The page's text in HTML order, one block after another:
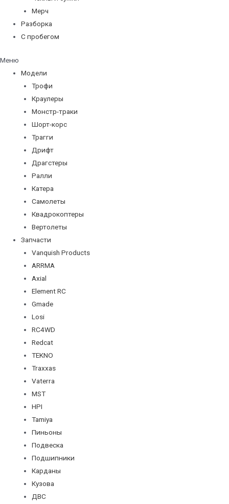
Мерч
Разборка
С пробегом
Меню
Модели
Трофи
Краулеры
Монстр-траки
Шорт-корс
Трагги
Дрифт
Драгстеры
Ралли
Катера
Самолеты
Квадрокоптеры
Вертолеты
Запчасти
Vanquish Products
ARRMA
Axial
Element RC
Gmade
Losi
RC4WD
Redcat
TEKNO
Traxxas
Vaterra
MST
HPI
Tamiya
Пиньоны
Подвеска
Подшипники
Карданы
Кузова
ДВС